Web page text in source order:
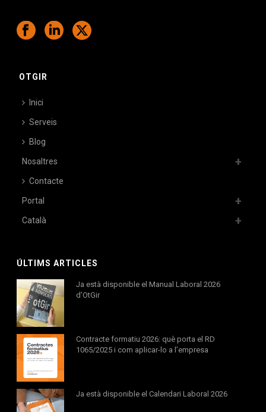
OTGIR
Inici
Serveis
Blog
Nosaltres
Contacte
Portal
Català
ÚLTIMS ARTICLES
Ja està disponible el Manual Laboral 2026
d’OtGir
Contracte formatiu 2026: què porta el RD
1065/2025 i com aplicar-lo a l’empresa
Ja està disponible el Calendari Laboral 2026